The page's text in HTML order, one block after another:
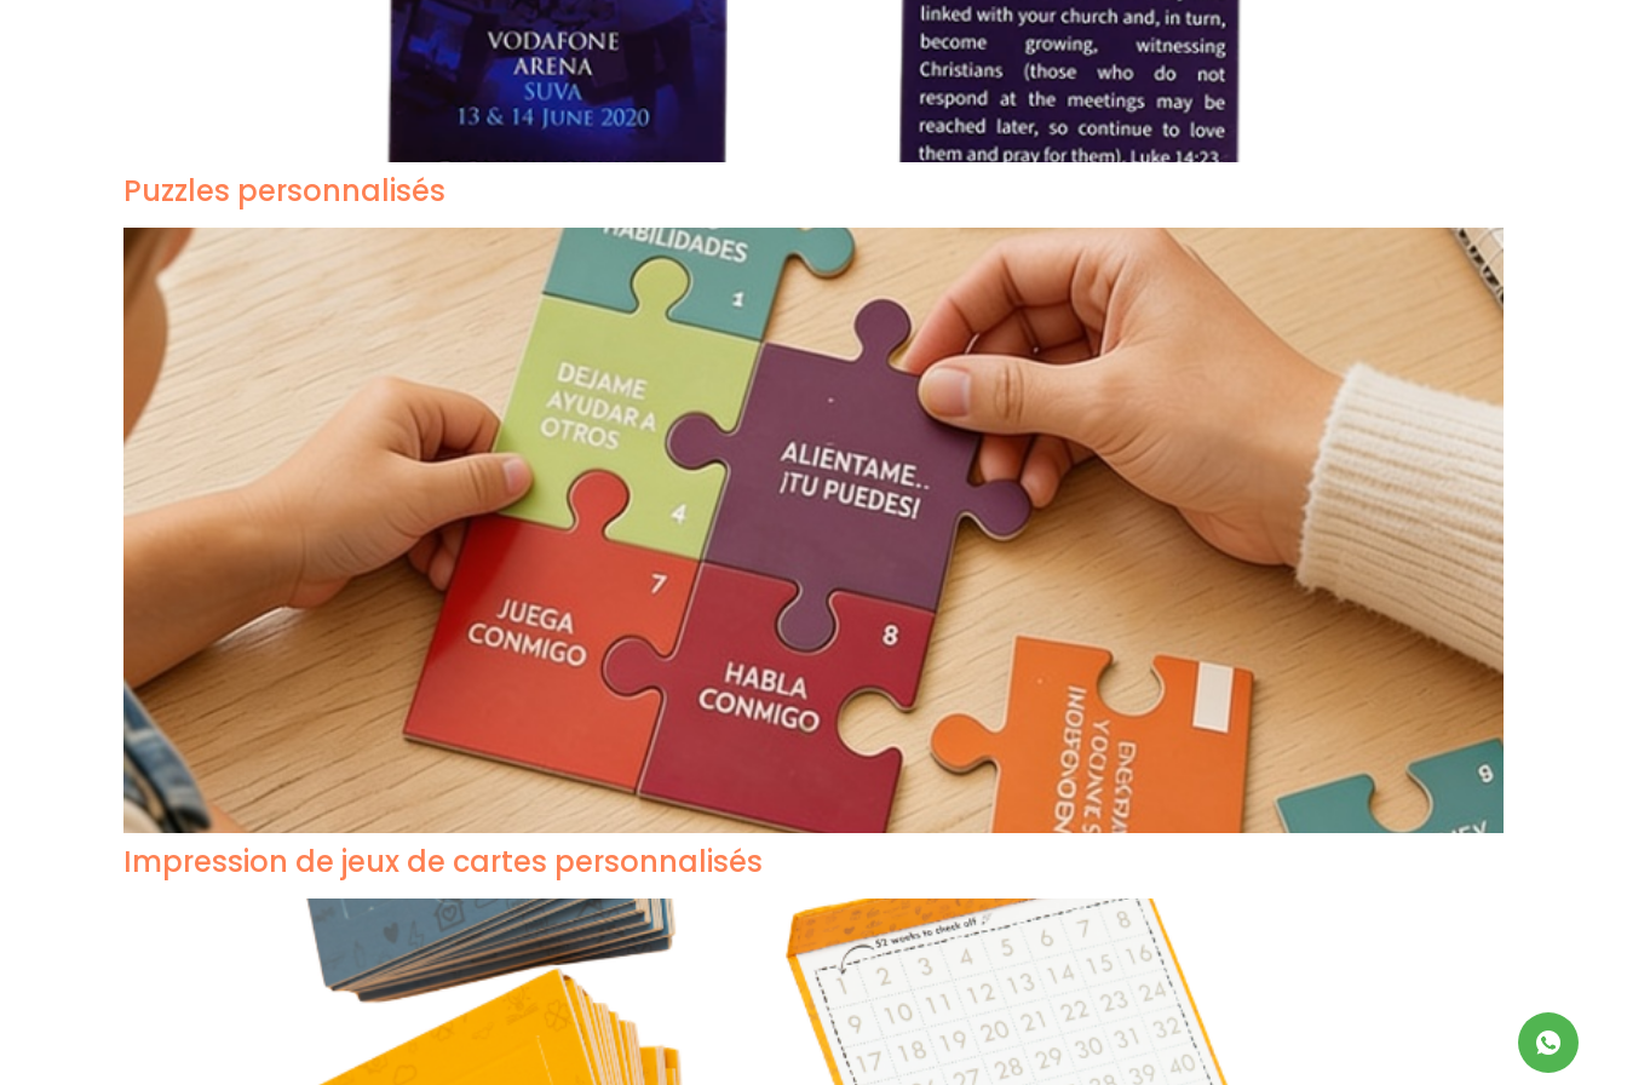
Puzzles personnalisés
Impression de jeux de cartes personnalisés